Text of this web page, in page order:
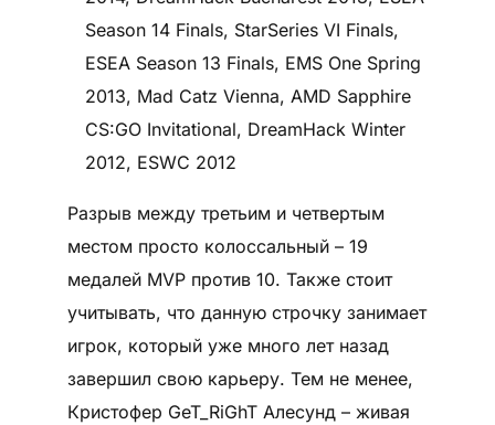
Season 14 Finals, StarSeries VI Finals,
ESEA Season 13 Finals, EMS One Spring
2013, Mad Catz Vienna, AMD Sapphire
CS:GO Invitational, DreamHack Winter
2012, ESWC 2012
Разрыв между третьим и четвертым
местом просто колоссальный – 19
медалей MVP против 10. Также стоит
учитывать, что данную строчку занимает
игрок, который уже много лет назад
завершил свою карьеру. Тем не менее,
Кристофер GeT_RiGhT Алесунд – живая